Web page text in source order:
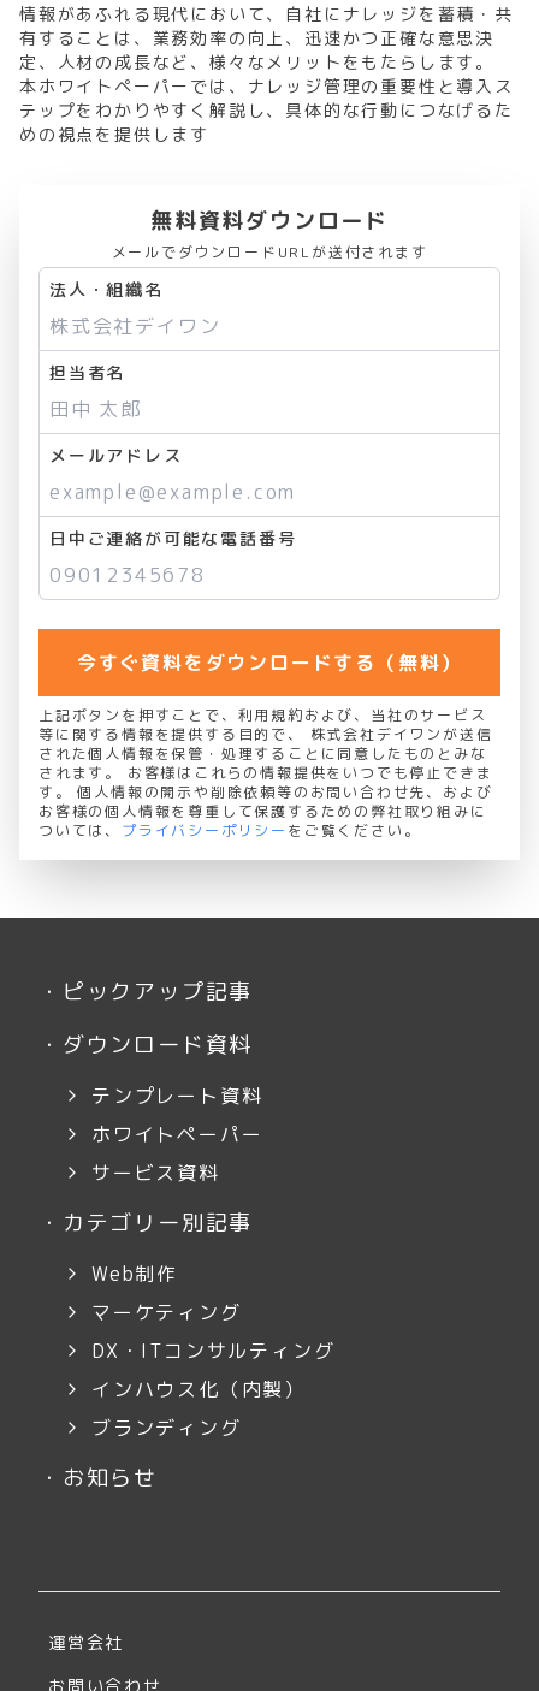
情報があふれる現代において、自社にナレッジを蓄積・共
有することは、業務効率の向上、迅速かつ正確な意思決
定、人材の成長など、様々なメリットをもたらします。
本ホワイトペーパーでは、ナレッジ管理の重要性と導入ス
テップをわかりやすく解説し、具体的な行動につなげるた
めの視点を提供します
無料資料ダウンロード
メールでダウンロードURLが送付されます
法人・組織名
担当者名
メールアドレス
日中ご連絡が可能な電話番号
今すぐ資料をダウンロードする（無料）
上記ボタンを押すことで、利用規約および、当社のサービス
等に関する情報を提供する目的で、 株式会社デイワンが送信
された個人情報を保管・処理することに同意したものとみな
されます。 お客様はこれらの情報提供をいつでも停止できま
す。 個人情報の開示や削除依頼等のお問い合わせ先、および
お客様の個人情報を尊重して保護するための弊社取り組みに
ついては、 プライバシーポリシー をご覧ください。
・ ピックアップ記事
・ ダウンロード資料
テンプレート資料
ホワイトペーパー
サービス資料
・ カテゴリー別記事
Web制作
マーケティング
DX・ITコンサルティング
インハウス化（内製）
ブランディング
・ お知らせ
運営会社
お問い合わせ